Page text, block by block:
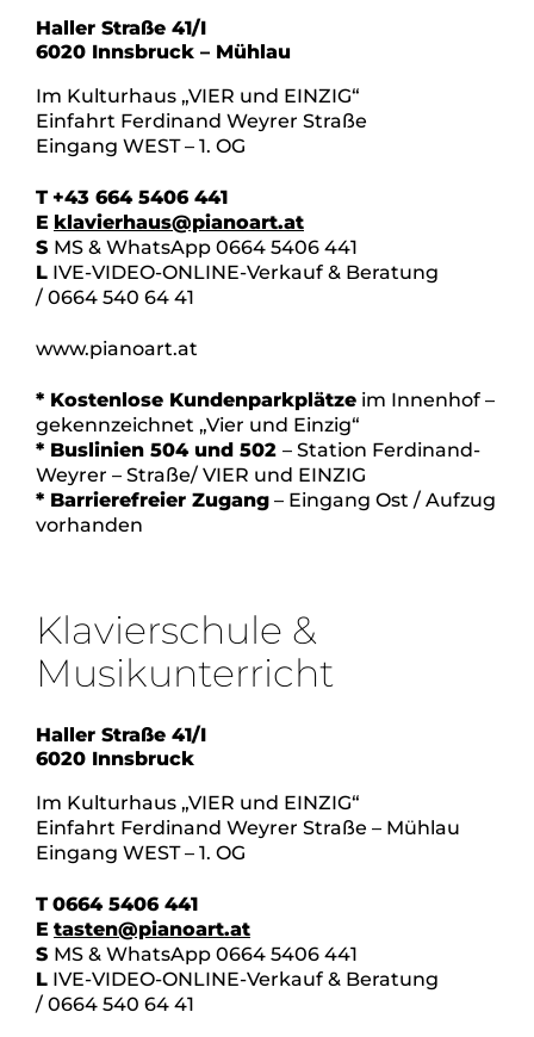
Haller Straße 41/I
6020 Innsbruck – Mühlau
Im Kulturhaus „VIER und EINZIG“
Einfahrt Ferdinand Weyrer Straße
Eingang WEST – 1. OG
T +43 664 5406 441
E klavierhaus@pianoart.at
S MS & WhatsApp 0664 5406 441
L IVE-VIDEO-ONLINE-Verkauf & Beratung
/ 0664 540 64 41
www.pianoart.at
* Kostenlose Kundenparkplätze im Innenhof –
gekennzeichnet „Vier und Einzig“
* Buslinien 504 und 502 – Station Ferdinand-
Weyrer – Straße/ VIER und EINZIG
* Barrierefreier Zugang – Eingang Ost / Aufzug
vorhanden
Klavierschule &
Musikunterricht
Haller Straße 41/I
6020 Innsbruck
Im Kulturhaus „VIER und EINZIG“
Einfahrt Ferdinand Weyrer Straße – Mühlau
Eingang WEST – 1. OG
T 0664 5406 441
E tasten@pianoart.at
S MS & WhatsApp 0664 5406 441
L IVE-VIDEO-ONLINE-Verkauf & Beratung
/ 0664 540 64 41